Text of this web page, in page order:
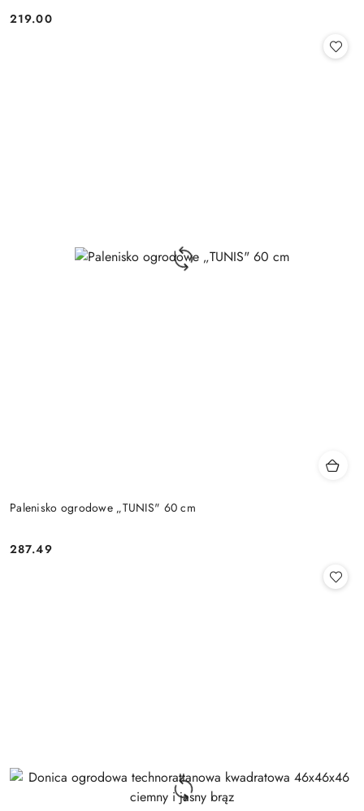
Cena:
219.00
Palenisko ogrodowe „TUNIS" 60 cm
Cena:
287.49